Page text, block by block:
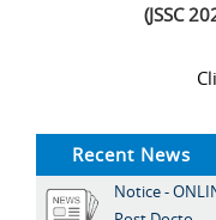
(JSSC
Recent News
Notice -